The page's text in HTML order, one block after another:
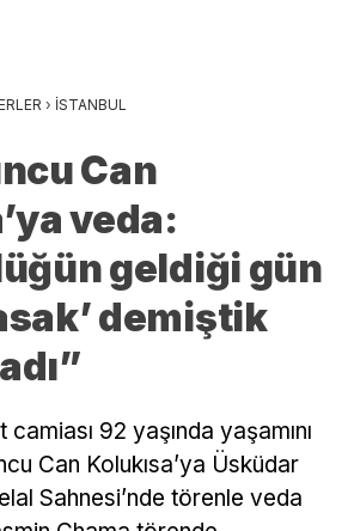
› İSTANBUL
Can
veda:
geldiği gün
demiştik
92 yaşında yaşamını
Can Kolukısa’ya Üsküdar
Sahnesi’nde törenle veda